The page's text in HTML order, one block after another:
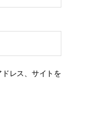
レス、サイトを